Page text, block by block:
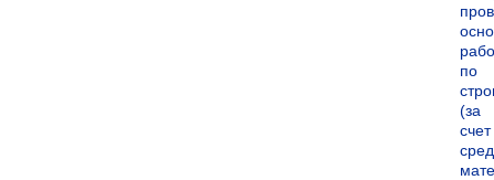
по
(за
счет